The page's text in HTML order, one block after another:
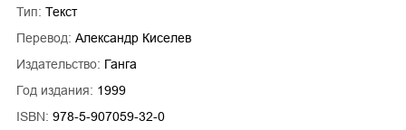
Тип: Текст
Перевод: Александр Киселев
Издательство: Ганга
Год издания: 1999
ISBN: 978-5-907059-32-0